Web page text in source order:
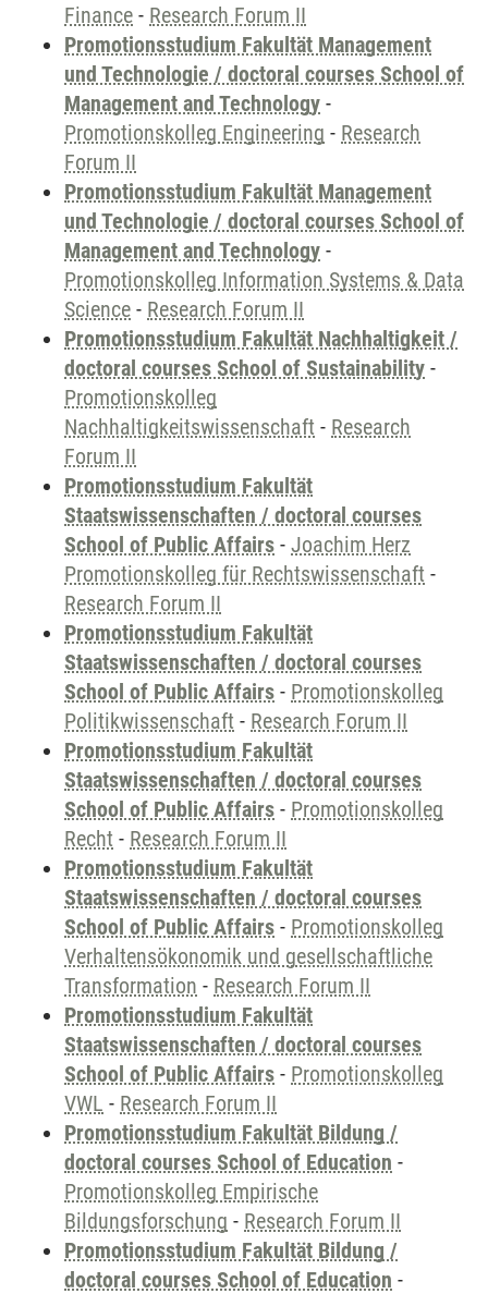
Finance - Research Forum II
Promotionsstudium Fakultät Management
und Technologie / doctoral courses School of
Management and Technology -
Promotionskolleg Engineering - Research
Forum II
Promotionsstudium Fakultät Management
und Technologie / doctoral courses School of
Management and Technology -
Promotionskolleg Information Systems & Data
Science - Research Forum II
Promotionsstudium Fakultät Nachhaltigkeit /
doctoral courses School of Sustainability -
Promotionskolleg
Nachhaltigkeitswissenschaft - Research
Forum II
Promotionsstudium Fakultät
Staatswissenschaften / doctoral courses
School of Public Affairs - Joachim Herz
Promotionskolleg für Rechtswissenschaft -
Research Forum II
Promotionsstudium Fakultät
Staatswissenschaften / doctoral courses
School of Public Affairs - Promotionskolleg
Politikwissenschaft - Research Forum II
Promotionsstudium Fakultät
Staatswissenschaften / doctoral courses
School of Public Affairs - Promotionskolleg
Recht - Research Forum II
Promotionsstudium Fakultät
Staatswissenschaften / doctoral courses
School of Public Affairs - Promotionskolleg
Verhaltensökonomik und gesellschaftliche
Transformation - Research Forum II
Promotionsstudium Fakultät
Staatswissenschaften / doctoral courses
School of Public Affairs - Promotionskolleg
VWL - Research Forum II
Promotionsstudium Fakultät Bildung /
doctoral courses School of Education -
Promotionskolleg Empirische
Bildungsforschung - Research Forum II
Promotionsstudium Fakultät Bildung /
doctoral courses School of Education -